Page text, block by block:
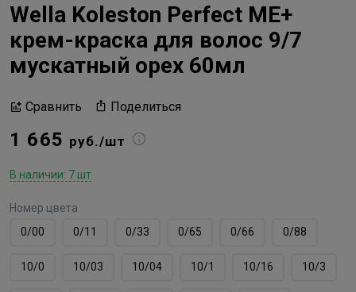
Wella Koleston Perfect ME+
крем-краска для волос 9/7
мускатный орех 60мл
Сравнить Поделиться
1 665 руб./шт
В наличии: 7 шт
Номер цвета
0/00
0/11 0/33 0/65 0/66 0/88
10/0 10/03 10/04 10/1 10/16 10/3